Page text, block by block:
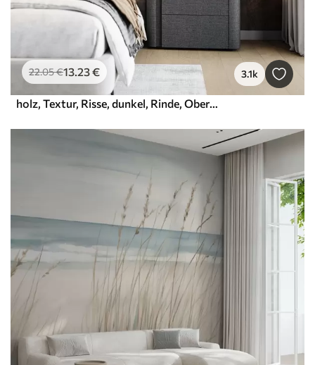
22.05€13.23€ 3.1k
holz, Textur, Risse, dunkel, Rinde, Oberfläche